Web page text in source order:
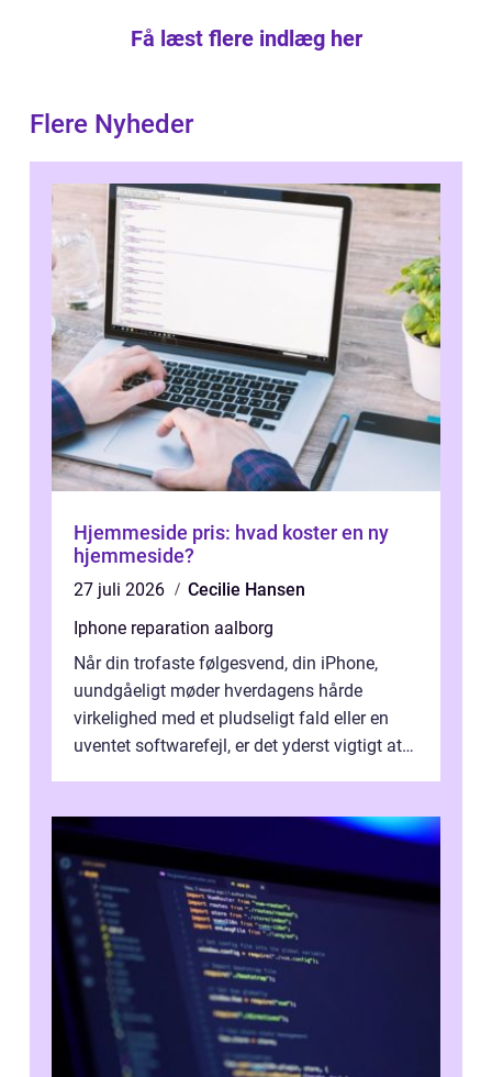
Få læst flere indlæg her
Flere Nyheder
Hjemmeside pris: hvad koster en ny
hjemmeside?
27 juli 2026
Cecilie Hansen
Iphone reparation aalborg
Når din trofaste følgesvend, din iPhone,
uundgåeligt møder hverdagens hårde
virkelighed med et pludseligt fald eller en
uventet softwarefejl, er det yderst vigtigt at